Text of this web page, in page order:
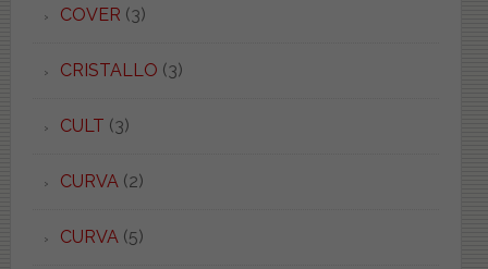
COVER (3)
CRISTALLO (3)
CULT (3)
CURVA(2)
CURVA(5)